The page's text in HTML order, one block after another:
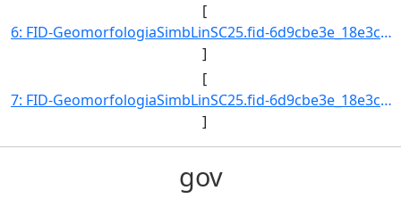
[
6: FID-GeomorfologiaSimbLinSC25.fid-6d9cbe3e_18e3cb6078c_-6bea-Folha-SC25-Codigo_Grupo_Genese-4-Nome_Gr]
]
[
7: FID-GeomorfologiaSimbLinSC25.fid-6d9cbe3e_18e3cb6078c_-6be9-Folha-SC25-Codigo_Grupo_Genese-4-Nome_Gr]
]
gov